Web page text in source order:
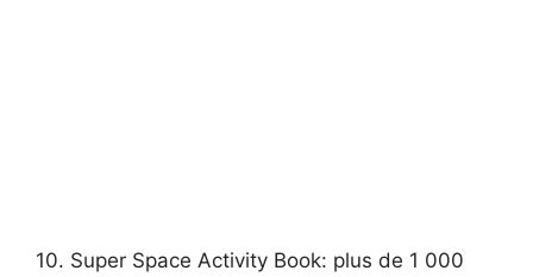
10. Super Space Activity Book: plus de 1 000